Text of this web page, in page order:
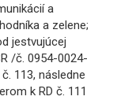
a
a zelene;
jestvujúcej
/č. 0954-0024-
113, následne
k RD č. 111